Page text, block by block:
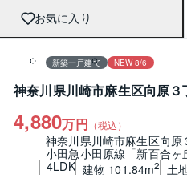
お気に入り
新築一戸建て NEW 8/6
神奈川県川崎市麻生区向原３
4,880万円 （税込）
神奈川県川崎市麻生区向原
小田急小田原線「新百合
4LDK 建物 101.84m2 土